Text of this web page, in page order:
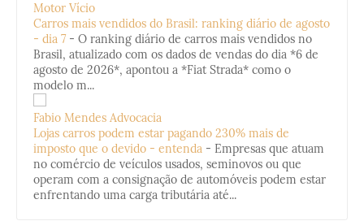
Motor Vício
Carros mais vendidos do Brasil: ranking diário de agosto
- dia 7 - O ranking diário de carros mais vendidos no
Brasil, atualizado com os dados de vendas do dia *6 de
agosto de 2026*, apontou a *Fiat Strada* como o
modelo m...
Fabio Mendes Advocacia
Lojas carros podem estar pagando 230% mais de
imposto que o devido - entenda - Empresas que atuam
no comércio de veículos usados, seminovos ou que
operam com a consignação de automóveis podem estar
enfrentando uma carga tributária até...